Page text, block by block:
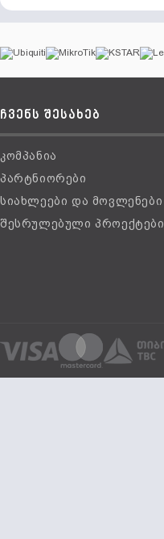
ჩვენს შესახებ
კომპანია
პარტნიორები
სიახლეები და მოვლენები
შესრულებული პროექტები